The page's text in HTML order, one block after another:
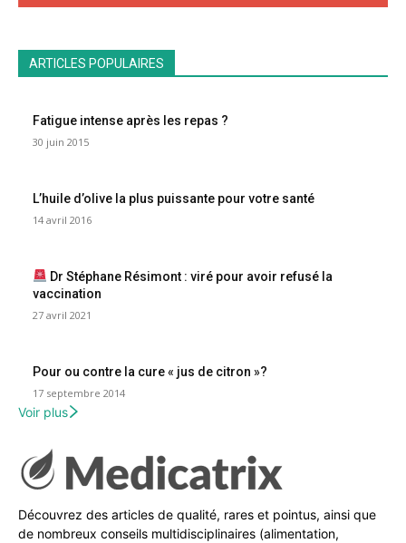
ARTICLES POPULAIRES
Fatigue intense après les repas ?
30 juin 2015
L’huile d’olive la plus puissante pour votre santé
14 avril 2016
Dr Stéphane Résimont : viré pour avoir refusé la
vaccination
27 avril 2021
Pour ou contre la cure « jus de citron »?
17 septembre 2014
Voir plus
Découvrez des articles de qualité, rares et pointus, ainsi que
de nombreux conseils multidisciplinaires (alimentation,